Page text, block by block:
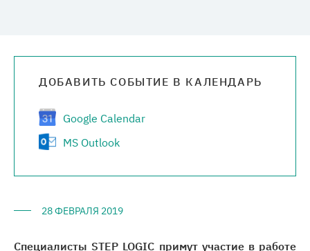
ДОБАВИТЬ СОБЫТИЕ В КАЛЕНДАРЬ
Google Calendar
MS Outlook
28 ФЕВРАЛЯ 2019
Специалисты STEP LOGIC примут участие в работе